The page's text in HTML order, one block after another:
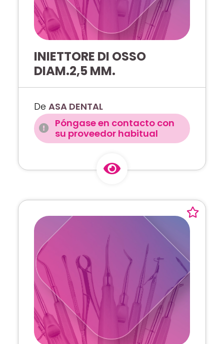
INIETTORE DI OSSO
DIAM.2,5 MM.
DeASA DENTAL
Póngase en contacto con
su proveedor habitual